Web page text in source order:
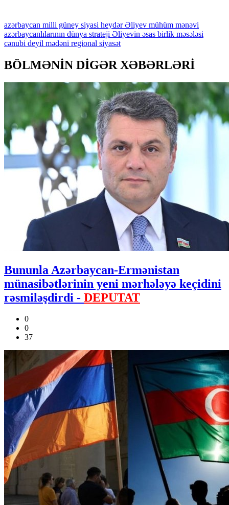
azərbaycan milli güney siyasi heydərƏliyev mühüm mənəvi
azərbaycanlılarının dünya strateji Əliyevin əsas birlik məsələsi
cənubi deyil mədəni regional siyasət
BÖLMƏNİN DİGƏR XƏBƏRLƏRİ
Bununla Azərbaycan-Ermənistan
münasibətlərinin yeni mərhələyə keçidini
rəsmiləşdirdi - DEPUTAT
0
0
37